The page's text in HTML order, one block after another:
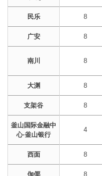
民乐 8
广安 8
南川 8
大渊 8
支架谷 8
釜山国际金融中
心·釜山银行
4
西面 8
伽倻 8